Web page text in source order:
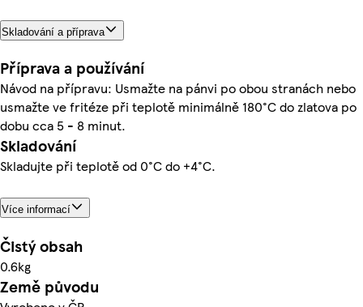
Skladování a příprava
Příprava a používání
Návod na přípravu: Usmažte na pánvi po obou stranách nebo
usmažte ve fritéze při teplotě minimálně 180°C do zlatova po
dobu cca 5 - 8 minut.
Skladování
Skladujte při teplotě od 0°C do +4°C.
Více informací
Čistý obsah
0.6kg
Země původu